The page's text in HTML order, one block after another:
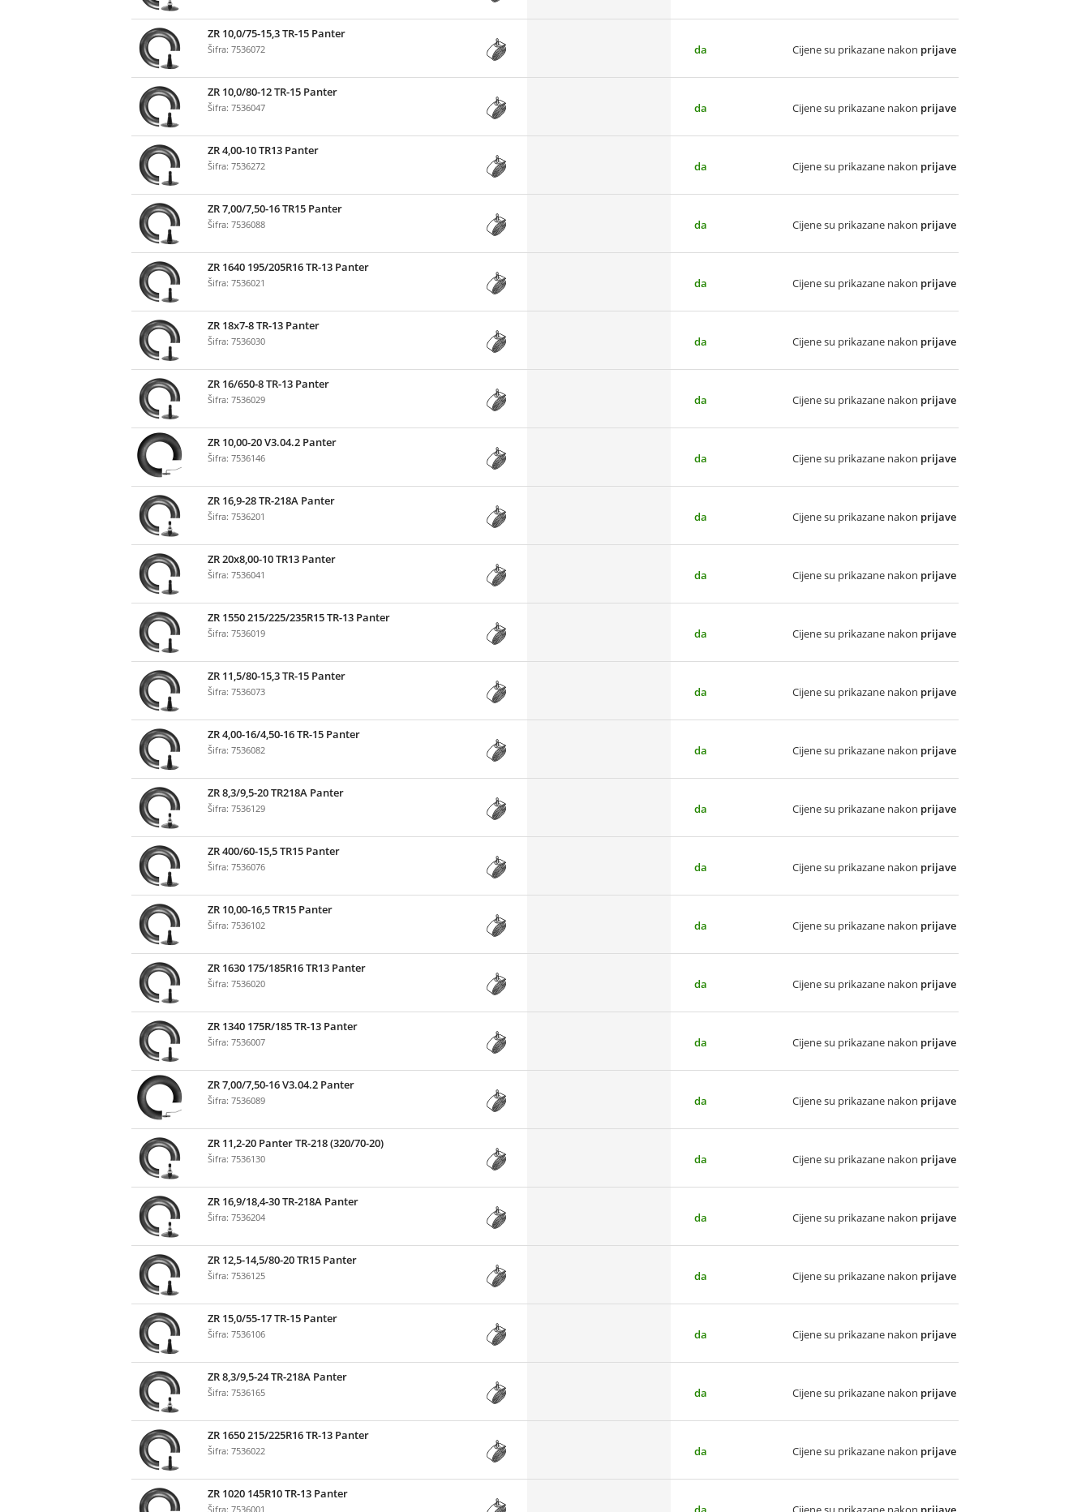
ZR 10,0/75-15,3 TR-15 Panter
Šifra: 7536072 da Cijene su prikazane nakon prijave
ZR 10,0/80-12 TR-15 Panter
Šifra: 7536047 da Cijene su prikazane nakon prijave
ZR 4,00-10 TR13 Panter
Šifra: 7536272 da Cijene su prikazane nakon prijave
ZR 7,00/7,50-16 TR15 Panter
Šifra: 7536088 da Cijene su prikazane nakon prijave
ZR 1640 195/205R16 TR-13 Panter
Šifra: 7536021 da Cijene su prikazane nakon prijave
ZR 18x7-8 TR-13 Panter
Šifra: 7536030 da Cijene su prikazane nakon prijave
ZR 16/650-8 TR-13 Panter
Šifra: 7536029 da Cijene su prikazane nakon prijave
ZR 10,00-20 V3.04.2 Panter
Šifra: 7536146 da Cijene su prikazane nakon prijave
ZR 16,9-28 TR-218A Panter
Šifra: 7536201 da Cijene su prikazane nakon prijave
ZR 20x8,00-10 TR13 Panter
Šifra: 7536041 da Cijene su prikazane nakon prijave
ZR 1550 215/225/235R15 TR-13 Panter
Šifra: 7536019 da Cijene su prikazane nakon prijave
ZR 11,5/80-15,3 TR-15 Panter
Šifra: 7536073 da Cijene su prikazane nakon prijave
ZR 4,00-16/4,50-16 TR-15 Panter
Šifra: 7536082 da Cijene su prikazane nakon prijave
ZR 8,3/9,5-20 TR218A Panter
Šifra: 7536129 da Cijene su prikazane nakon prijave
ZR 400/60-15,5 TR15 Panter
Šifra: 7536076 da Cijene su prikazane nakon prijave
ZR 10,00-16,5 TR15 Panter
Šifra: 7536102 da Cijene su prikazane nakon prijave
ZR 1630 175/185R16 TR13 Panter
Šifra: 7536020 da Cijene su prikazane nakon prijave
ZR 1340 175R/185 TR-13 Panter
Šifra: 7536007 da Cijene su prikazane nakon prijave
ZR 7,00/7,50-16 V3.04.2 Panter
Šifra: 7536089 da Cijene su prikazane nakon prijave
ZR 11,2-20 Panter TR-218 (320/70-20)
Šifra: 7536130 da Cijene su prikazane nakon prijave
ZR 16,9/18,4-30 TR-218A Panter
Šifra: 7536204 da Cijene su prikazane nakon prijave
ZR 12,5-14,5/80-20 TR15 Panter
Šifra: 7536125 da Cijene su prikazane nakon prijave
ZR 15,0/55-17 TR-15 Panter
Šifra: 7536106 da Cijene su prikazane nakon prijave
ZR 8,3/9,5-24 TR-218A Panter
Šifra: 7536165 da Cijene su prikazane nakon prijave
ZR 1650 215/225R16 TR-13 Panter
Šifra: 7536022 da Cijene su prikazane nakon prijave
ZR 1020 145R10 TR-13 Panter
Šifra: 7536001